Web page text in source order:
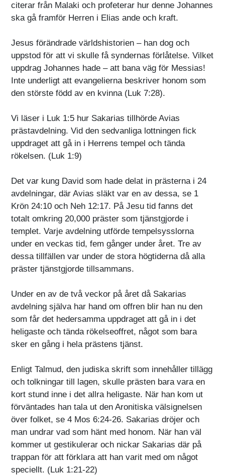
citerar från Malaki och profeterar hur denne Johannes
ska gå framför Herren i Elias ande och kraft.
Jesus förändrade världshistorien – han dog och
uppstod för att vi skulle få syndernas förlåtelse. Vilket
uppdrag Johannes hade – att bana väg för Messias!
Inte underligt att evangelierna beskriver honom som
den störste född av en kvinna (Luk 7:28).
Vi läser i Luk 1:5 hur Sakarias tillhörde Avias
prästavdelning. Vid den sedvanliga lottningen fick
uppdraget att gå in i Herrens tempel och tända
rökelsen. (Luk 1:9)
Det var kung David som hade delat in prästerna i 24
avdelningar, där Avias släkt var en av dessa, se 1
Krön 24:10 och Neh 12:17. På Jesu tid fanns det
totalt omkring 20,000 präster som tjänstgjorde i
templet. Varje avdelning utförde tempelsysslorna
under en veckas tid, fem gånger under året. Tre av
dessa tillfällen var under de stora högtiderna då alla
präster tjänstgjorde tillsammans.
Under en av de två veckor på året då Sakarias
avdelning själva har hand om offren blir han nu den
som får det hedersamma uppdraget att gå in i det
heligaste och tända rökelseoffret, något som bara
sker en gång i hela prästens tjänst.
Enligt Talmud, den judiska skrift som innehåller tillägg
och tolkningar till lagen, skulle prästen bara vara en
kort stund inne i det allra heligaste. När han kom ut
förväntades han tala ut den Aronitiska välsignelsen
över folket, se 4 Mos 6:24-26. Sakarias dröjer och
man undrar vad som hänt med honom. När han väl
kommer ut gestikulerar och nickar Sakarias där på
trappan för att förklara att han varit med om något
speciellt. (Luk 1:21-22)